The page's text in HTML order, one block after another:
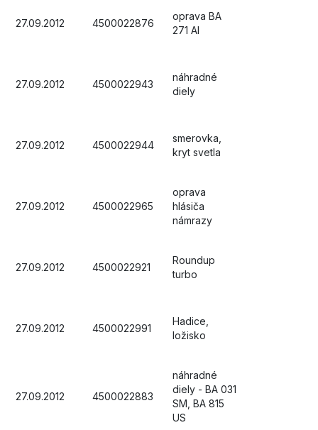
27.09.2012 4500022876
oprava BA
271 AI
27.09.2012 4500022943
náhradné
diely
27.09.2012 4500022944
smerovka,
kryt svetla
27.09.2012 4500022965
oprava
hlásiča
námrazy
27.09.2012 4500022921
Roundup
turbo
27.09.2012 4500022991
Hadice,
ložisko
27.09.2012 4500022883
náhradné
diely - BA 031
SM, BA 815
US